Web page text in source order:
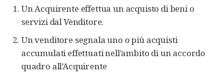
Un Acquirente effettua un acquisto di beni o
servizi dal Venditore.
Un venditore segnala uno o più acquisti
accumulati effettuati nell’ambito di un accordo
quadro all’Acquirente